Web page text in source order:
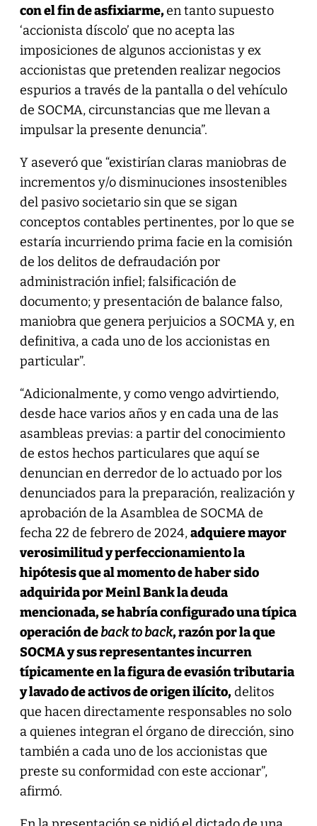
con el fin de asfixiarme,en tanto supuesto
‘accionista díscolo’ que no acepta las
imposiciones de algunos accionistas y ex
accionistas que pretenden realizar negocios
espurios a través de la pantalla o del vehículo
de SOCMA, circunstancias que me llevan a
impulsar la presente denuncia”.
Y aseveró que “existirían claras maniobras de
incrementos y/o disminuciones insostenibles
del pasivo societario sin que se sigan
conceptos contables pertinentes, por lo que se
estaría incurriendo prima facie en la comisión
de los delitos de defraudación por
administración infiel; falsificación de
documento; y presentación de balance falso,
maniobra que genera perjuicios a SOCMA y, en
definitiva, a cada uno de los accionistas en
particular”.
“Adicionalmente, y como vengo advirtiendo,
desde hace varios años y en cada una de las
asambleas previas: a partir del conocimiento
de estos hechos particulares que aquí se
denuncian en derredor de lo actuado por los
denunciados para la preparación, realización y
aprobación de la Asamblea de SOCMA de
fecha 22 de febrero de 2024,adquiere mayor
verosimilitud y perfeccionamiento la
hipótesis que al momento de haber sido
adquirida por Meinl Bank la deuda
mencionada, se habría configurado una típica
operación deback to back, razón por la que
SOCMA y sus representantes incurren
típicamente en la figura de evasión tributaria
y lavado de activos de origen ilícito,delitos
que hacen directamente responsables no solo
a quienes integran el órgano de dirección, sino
también a cada uno de los accionistas que
preste su conformidad con este accionar”,
afirmó.